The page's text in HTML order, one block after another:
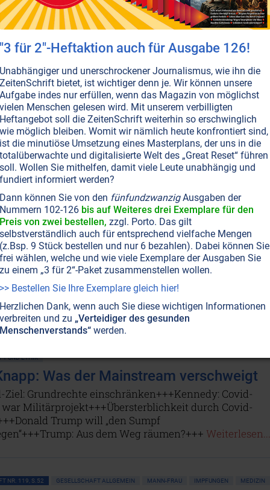
NR. 121, S.9
UND ETHIK
Ein Meineid der Medizin?
Corona-„Impfstoffe“ führten zu einem Bruch des
Eids, wonach keinem Menschen Schaden
darf. Mittlerweile sind die Beweise dafür ebenso
wie unwiderlegbar.Weiterlesen...
NR. 121, S.14 HERZINFARKT MEDIZIN
Mutter Natur hilft immer
Covid-Impfstoffe veranlassen den Körper, über
hinweg Spike-Proteine zu produzieren, die
Organismus verteilen und potenziell schädliche
haben können. Glücklicherweise gibt es natürliche
um den Körper bei der Neutralisierung und
dieser Spike-Proteine zu unterstützen.
NR. 120, S.2 AMERIKA
GESELLSCHAFT ALLGEMEIN
• MANIPULATION
POLITIK ALLGEMEIN
• MIND CONTROL
UND ETHIK
Was der Mainstream verschweigt
Ziel: Grundrechte einschränken+++Kennedy: Covid-
Militärprojekt+++Übersterblichkeit durch Covid-
Trump will „den Sumpf
Aus dem Weg räumen?+++ Weiterlesen...
NR. 119, S.52 GESELLSCHAFT ALLGEMEIN MANN-FRAU IMPFUNGEN MEDIZIN
"3 für 2"-Heftaktion auch für Ausgabe 126!
Unabhängiger und unerschrockener Journalismus, wie ihn die
ZeitenSchrift bietet, ist wichtiger denn je. Wir können unsere
Aufgabe indes nur erfüllen, wenn das Magazin von möglichst
vielen Menschen gelesen wird. Mit unserem verbilligten
Heftangebot soll die ZeitenSchrift weiterhin so erschwinglich
wie möglich bleiben. Womit wir nämlich heute konfrontiert sind,
ist die minutiöse Umsetzung eines Masterplans, der uns in die
totalüberwachte und digitalisierte Welt des „Great Reset“ führen
soll. Wollen Sie mithelfen, damit viele Leute unabhängig und
fundiert informiert werden?
Dann können Sie von den fünfundzwanzigAusgaben der
Nummern 102-126 bis auf Weiteres drei Exemplare für den
Preis von zwei bestellen, zzgl. Porto. Das gilt
selbstverständlich auch für entsprechend vielfache Mengen
(z.Bsp. 9 Stück bestellen und nur 6 bezahlen). Dabei können Sie
frei wählen, welche und wie viele Exemplare der Ausgaben Sie
zu einem „3 für 2“-Paket zusammenstellen wollen.
>> Bestellen Sie Ihre Exemplare gleich hier!
Herzlichen Dank, wenn auch Sie diese wichtigen Informationen
verbreiten und zu „Verteidiger des gesunden
Menschenverstands“werden.